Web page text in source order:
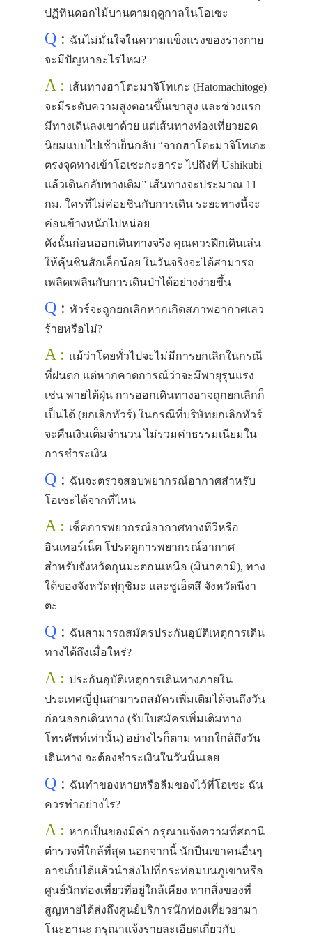
ปฏิทินดอกไม้บานตามฤดูกาลในโอเซะ
Q : ฉันไม่มั่นใจในความแข็งแรงของร่างกาย
จะมีปัญหาอะไรไหม?
A : เส้นทางฮาโตะมาจิโทเกะ (Hatomachitoge)
จะมีระดับความสูงตอนขึ้นเขาสูง และช่วงแรก
มีทางเดินลงเขาด้วย แต่เส้นทางท่องเที่ยวยอด
นิยมแบบไปเช้าเย็นกลับ “จากฮาโตะมาจิโทเกะ
ตรงจุดทางเข้าโอเซะกะฮาระ ไปถึงที่ Ushikubi
แล้วเดินกลับทางเดิม” เส้นทางจะประมาณ 11
กม. ใครที่ไม่ค่อยชินกับการเดิน ระยะทางนี้จะ
ค่อนข้างหนักไปหน่อย
ดังนั้นก่อนออกเดินทางจริง คุณควรฝึกเดินเล่น
ให้คุ้นชินสักเล็กน้อย ในวันจริงจะได้สามารถ
เพลิดเพลินกับการเดินป่าได้อย่างง่ายขึ้น
Q : ทัวร์จะถูกยกเลิกหากเกิดสภาพอากาศเลว
ร้ายหรือไม่?
A : แม้ว่าโดยทั่วไปจะไม่มีการยกเลิกในกรณี
ที่ฝนตก แต่หากคาดการณ์ว่าจะมีพายุรุนแรง
เช่น พายไต้ฝุ่น การออกเดินทางอาจถูกยกเลิกก็
เป็นได้ (ยกเลิกทัวร์) ในกรณีที่บริษัทยกเลิกทัวร์
จะคืนเงินเต็มจำนวน ไม่รวมค่าธรรมเนียมใน
การชำระเงิน
Q : ฉันจะตรวจสอบพยากรณ์อากาศสำหรับ
โอเซะได้จากที่ไหน
A : เช็คการพยากรณ์อากาศทางทีวีหรือ
อินเทอร์เน็ต โปรดดูการพยากรณ์อากาศ
สำหรับจังหวัดกุนมะตอนเหนือ (มินาคามิ), ทาง
ใต้ของจังหวัดฟุกุชิมะ และชูเอ็ตสึ จังหวัดนีงา
ตะ
Q : ฉันสามารถสมัครประกันอุบัติเหตุการเดิน
ทางได้ถึงเมื่อใหร่?
A : ประกันอุบัติเหตุการเดินทางภายใน
ประเทศญี่ปุ่นสามารถสมัครเพิ่มเติมได้จนถึงวัน
ก่อนออกเดินทาง (รับใบสมัครเพิ่มเติมทาง
โทรศัพท์เท่านั้น) อย่างไรก็ตาม หากใกล้ถึงวัน
เดินทาง จะต้องชำระเงินในวันนั้นเลย
Q : ฉันทำของหายหรือลืมของไว้ที่โอเซะ ฉัน
ควรทำอย่างไร?
A : หากเป็นของมีค่า กรุณาแจ้งความที่สถานี
ตำรวจที่ใกล้ที่สุด นอกจากนี้ นักปีนเขาคนอื่นๆ
อาจเก็บได้แล้วนำส่งไปที่กระท่อมบนภูเขาหรือ
ศูนย์นักท่องเที่ยวที่อยู่ใกล้เคียง หากสิ่งของที่
สูญหายได้ส่งถึงศูนย์บริการนักท่องเที่ยวยามา
โนะฮานะ กรุณาแจ้งรายละเอียดเกี่ยวกับ